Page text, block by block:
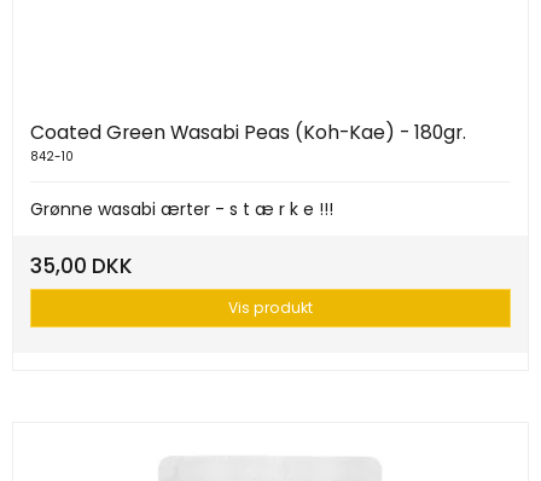
Coated Green Wasabi Peas (Koh-Kae) - 180gr.
842-10
Grønne wasabi ærter - s t æ r k e !!!
35,00 DKK
Vis produkt